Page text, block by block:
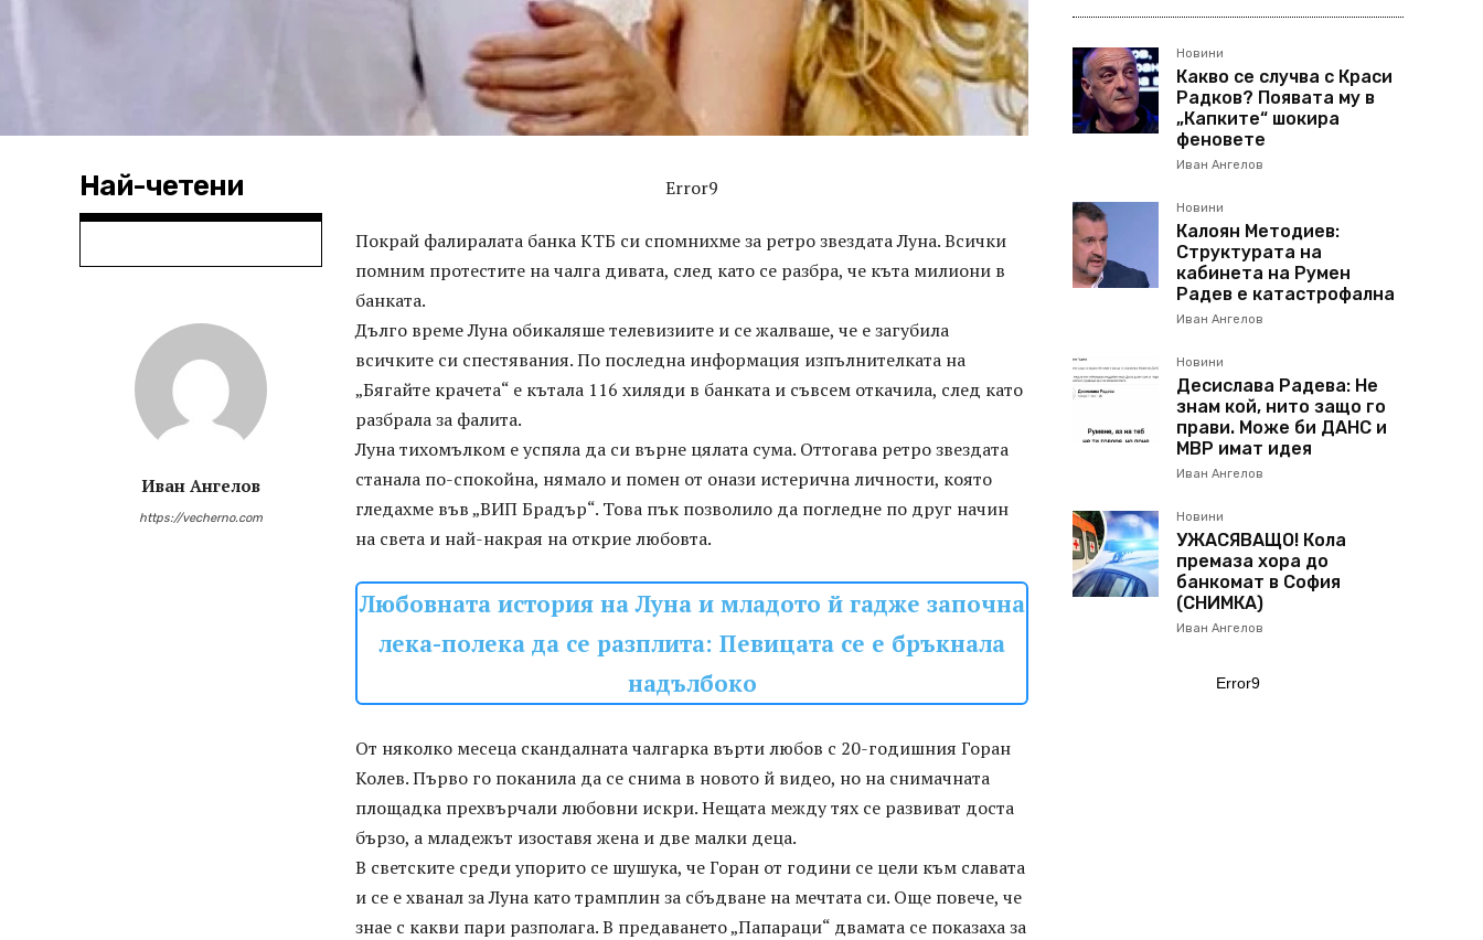
Най-четени
Иван Ангелов
https://vecherno.com
Error9
Покрай фалиралата банка КТБ си спомнихме за ретро звездата Луна. Всички
помним протестите на чалга дивата, след като се разбра, че къта милиони в
банката.
Дълго време Луна обикаляше телевизиите и се жалваше, че е загубила
всичките си спестявания. По последна информация изпълнителката на
„Бягайте крачета“ е кътала 116 хиляди в банката и съвсем откачила, след като
разбрала за фалита.
Луна тихомълком е успяла да си върне цялата сума. Оттогава ретро звездата
станала по-спокойна, нямало и помен от онази истерична личности, която
гледахме във „ВИП Брадър“. Това пък позволило да погледне по друг начин
на света и най-накрая на открие любовта.
Любовната история на Луна и младото й гадже започна
лека-полека да се разплита: Певицата се е бръкнала
надълбоко
От няколко месеца скандалната чалгарка върти любов с 20-годишния Горан
Колев. Първо го поканила да се снима в новото й видео, но на снимачната
площадка прехвърчали любовни искри. Нещата между тях се развиват доста
бързо, а младежът изоставя жена и две малки деца.
В светските среди упорито се шушука, че Горан от години се цели към славата
и се е хванал за Луна като трамплин за сбъдване на мечтата си. Още повече, че
знае с какви пари разполага. В предаването „Папараци“ двамата се показаха за
Новини
Какво се случва с Краси
Радков? Появата му в
„Капките“ шокира
феновете
Иван Ангелов
Новини
Калоян Методиев:
Структурата на
кабинета на Румен
Радев е катастрофална
Иван Ангелов
Новини
Десислава Радева: Не
знам кой, нито защо го
прави. Може би ДАНС и
МВР имат идея
Иван Ангелов
Новини
УЖАСЯВАЩО! Кола
премаза хора до
банкомат в София
(СНИМКА)
Иван Ангелов
Error9